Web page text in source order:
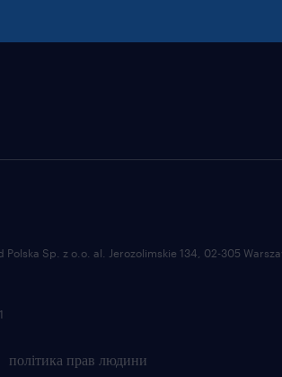
політика прав людини
Sp. z o.o. al. Jerozolimskie 134, 02-305